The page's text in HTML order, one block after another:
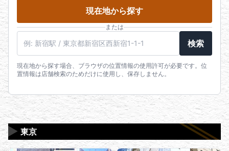
現在地から探す
または
検索
現在地から探す場合、ブラウザの位置情報の使用許可が必要です。位
置情報は店舗検索のためだけに使用し、保存しません。
東京
▶